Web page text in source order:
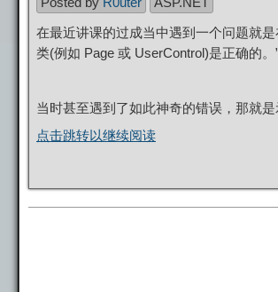
在最近讲课的过成当中遇到一个问题就
类(例如 Page 或 UserControl)是正确的。
当时甚至遇到了如此神奇的错误，那就
点击跳转以继续阅读